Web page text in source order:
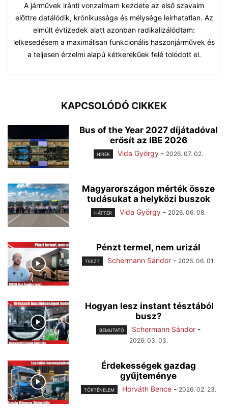
A járművek iránti vonzalmam kezdete az első szavaim
előttre datálódik, krónikussága és mélysége leírhatatlan. Az
elmúlt évtizedek alatt azonban radikalizálódtam:
lelkesedésem a maximálisan funkcionális haszonjárművek és
a teljesen érzelmi alapú kétkerekűek felé tolódott el.
KAPCSOLÓDÓ CIKKEK
Bus of the Year 2027 díjátadóval
erősít az IBE 2026
HÍREK Vida György - 2026. 07. 02.
Magyarországon mérték össze
tudásukat a helyközi buszok
HÁTTÉR Vida György - 2026. 06. 08.
Pénzt termel, nem urizál
TESZT Schermann Sándor - 2026. 06. 01.
Hogyan lesz instant tésztából
busz?
BEMUTATÓ Schermann Sándor -
2026. 03. 03.
Érdekességek gazdag
gyűjteménye
TÖRTÉNELEM Horváth Bence - 2026. 02. 23.